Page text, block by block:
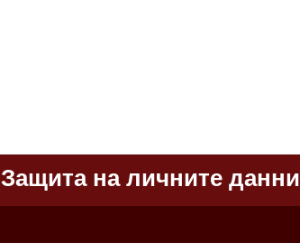
Защита на личните данни